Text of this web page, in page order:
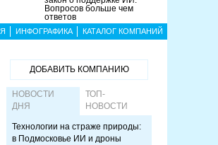
Вопросов больше чем
ответов
ИНФОГРАФИКА КАТАЛОГ КОМПАНИЙ
ДОБАВИТЬ КОМПАНИЮ
НОВОСТИ
ДНЯ
ТОП-
НОВОСТИ
Технологии на страже природы:
в Подмосковье ИИ и дроны